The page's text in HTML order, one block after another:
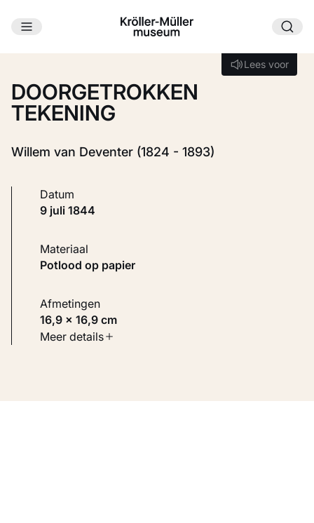
Ga naar hoofdinhoud
Lees voor
Lees voor
DOORGETROKKEN
TEKENING
Willem van Deventer (1824 - 1893)
Datum
9 juli 1844
Materiaal
Potlood op papier
Afmetingen
16,9 × 16,9 cm
Soort werk
Meer details